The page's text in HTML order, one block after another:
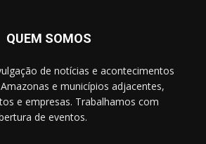
QUEM SOMOS
de notícias e acontecimentos
e municípios adjacentes,
e empresas. Trabalhamos com
de eventos.